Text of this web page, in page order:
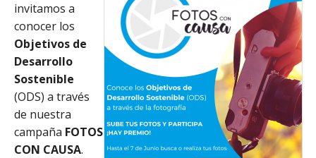
invitamos a
conocer los
Objetivos de
Desarrollo
Sostenible
(ODS) a través
de nuestra
campaña FOTOS
CON CAUSA.